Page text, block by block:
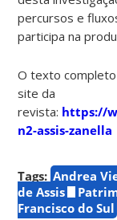
percursos e
participa na
O texto
site da
revista: https://
n2-assis-zanella
Tags: Andrea
de Assis
Francisco do Sul